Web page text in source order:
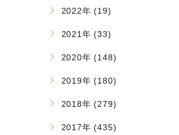
2022年 (19)
2021年 (33)
2020年 (148)
2019年 (180)
2018年 (279)
2017年 (435)